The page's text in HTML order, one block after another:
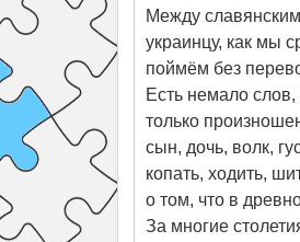
Между
украинцу, как мы
поймём без
Есть немало
только
сын, дочь, волк,
копать, ходить,
о том, что в
За многие